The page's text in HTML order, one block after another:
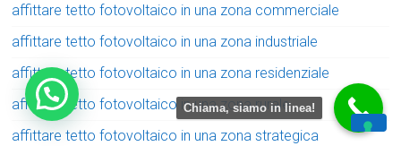
affittare tetto fotovoltaico in una zona commerciale
affittare tetto fotovoltaico in una zona industriale
affittare tetto fotovoltaico in una zona residenziale
affittare tetto fotovoltaico in una zona rurale
affittare tetto fotovoltaico in una zona strategica
Chiama, siamo in linea!